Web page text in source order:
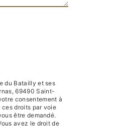
du Batailly et ses
69490 Saint-
consentement à
ces droits par voie
être demandé.
avez le droit de